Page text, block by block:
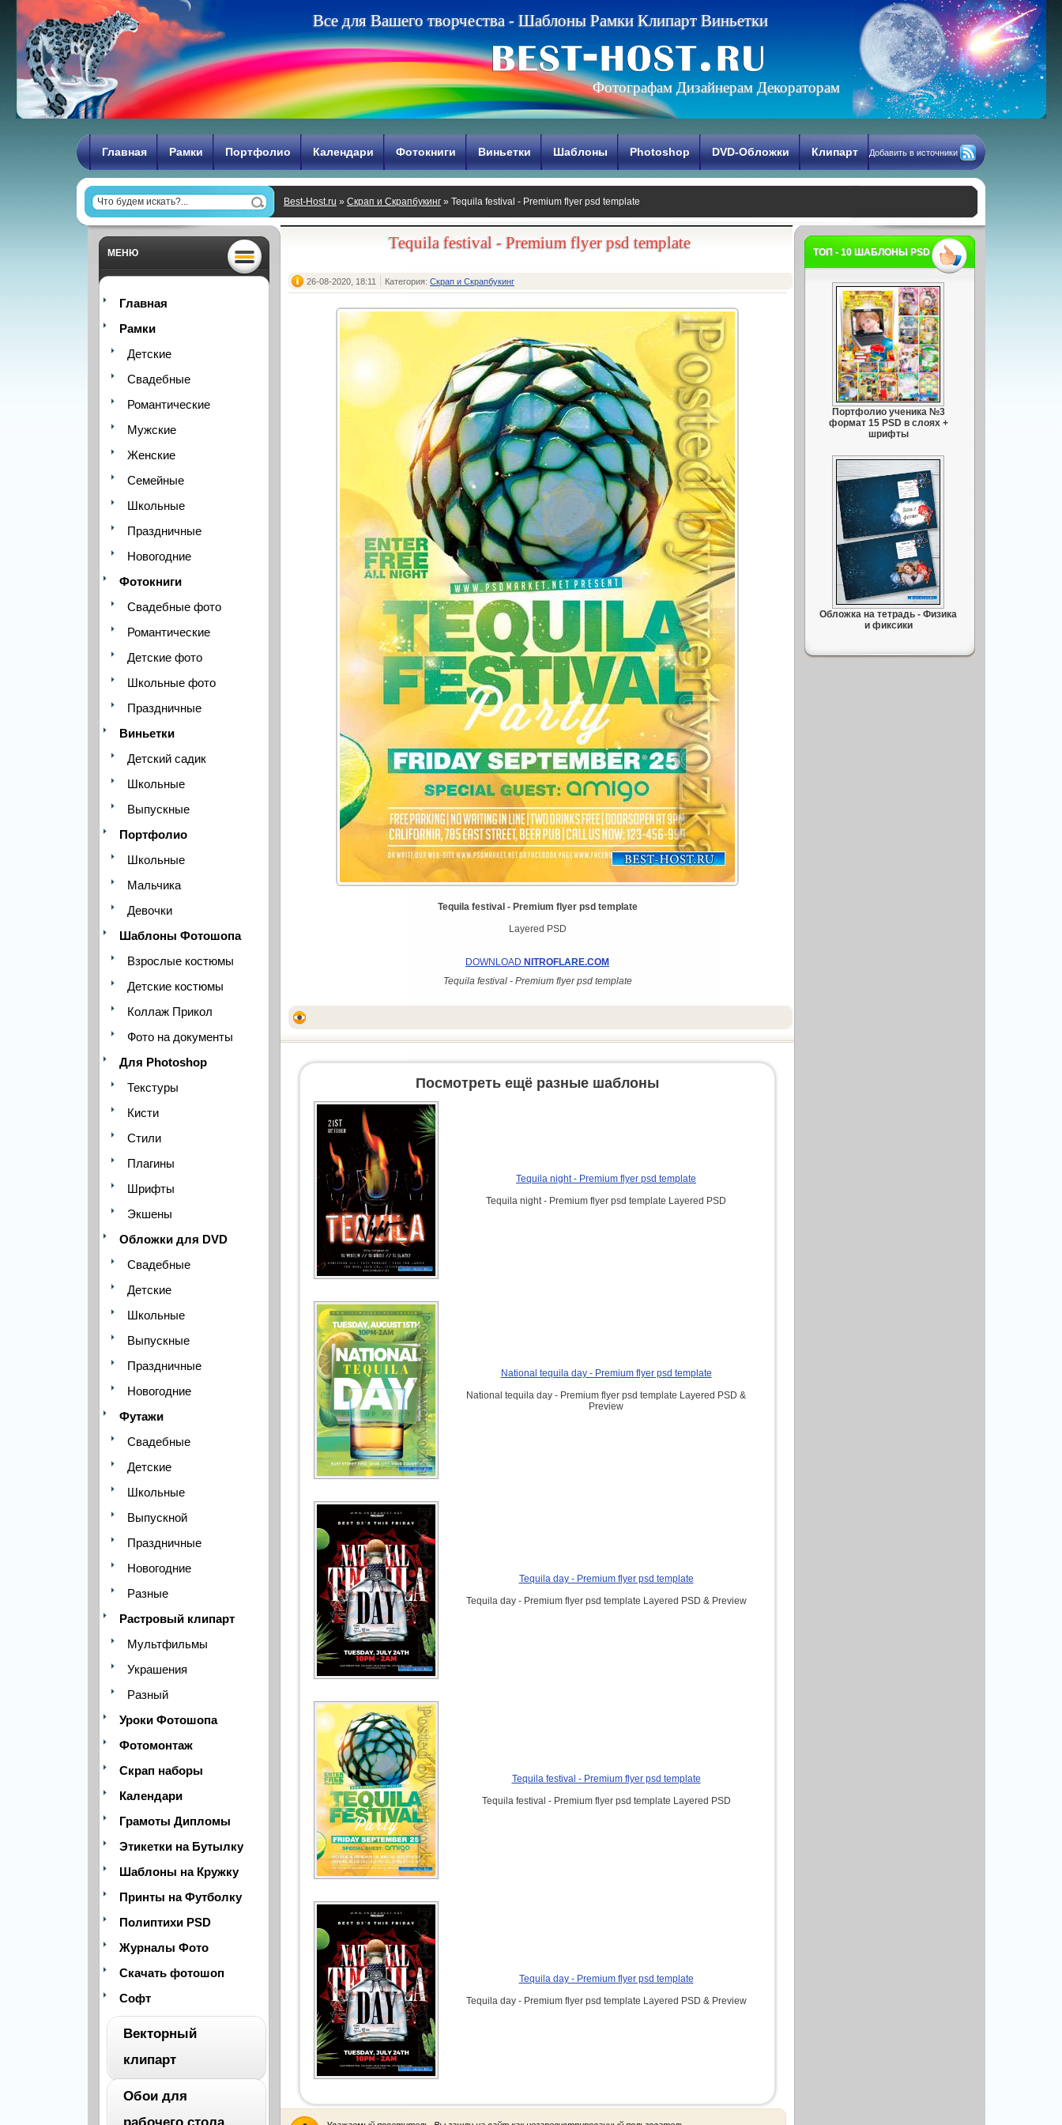
Все для Вашего творчества - Шаблоны Рамки Клипарт Виньетки
Фотографам Дизайнерам Декораторам
Главная Рамки Портфолио Календари Фотокниги Виньетки Шаблоны Photoshop DVD-Обложки Клипарт Добавить в источники
Best-Host.ru » Скрап и Скрапбукинг » Tequila festival - Premium flyer psd template
МЕНЮ
Главная
Рамки
Детские
Свадебные
Романтические
Мужские
Женские
Семейные
Школьные
Праздничные
Новогодние
Фотокниги
Свадебные фото
Романтические
Детские фото
Школьные фото
Праздничные
Виньетки
Детский садик
Школьные
Выпускные
Портфолио
Школьные
Мальчика
Девочки
Шаблоны Фотошопа
Взрослые костюмы
Детские костюмы
Коллаж Прикол
Фото на документы
Для Photoshop
Текстуры
Кисти
Стили
Плагины
Шрифты
Экшены
Обложки для DVD
Свадебные
Детские
Школьные
Выпускные
Праздничные
Новогодние
Футажи
Свадебные
Детские
Школьные
Выпускной
Праздничные
Новогодние
Разные
Растровый клипарт
Мультфильмы
Украшения
Разный
Уроки Фотошопа
Фотомонтаж
Скрап наборы
Календари
Грамоты Дипломы
Этикетки на Бутылку
Шаблоны на Кружку
Принты на Футболку
Полиптихи PSD
Журналы Фото
Скачать фотошоп
Софт
Векторный
клипарт
Обои для
Tequila festival - Premium flyer psd template
26-08-2020, 18:11 Категория: Скрап и Скрапбукинг
Tequila festival - Premium flyer psd template
Layered PSD
DOWNLOAD NITROFLARE.COM
Tequila festival - Premium flyer psd template
Посмотреть ещё разные шаблоны
Tequila night - Premium flyer psd template
Tequila night - Premium flyer psd template Layered PSD
National tequila day - Premium flyer psd template
National tequila day - Premium flyer psd template Layered PSD &
Preview
Tequila day - Premium flyer psd template
Tequila day - Premium flyer psd template Layered PSD & Preview
Tequila festival - Premium flyer psd template
Tequila festival - Premium flyer psd template Layered PSD
Tequila day - Premium flyer psd template
Tequila day - Premium flyer psd template Layered PSD & Preview
ТОП - 10 ШАБЛОНЫ PSD
Портфолио ученика №3
формат 15 PSD в слоях +
шрифты
Обложка на тетрадь - Физика
и фиксики